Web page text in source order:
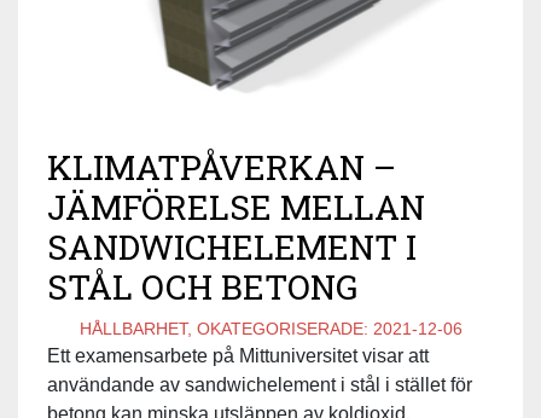
KLIMATPÅVERKAN –
JÄMFÖRELSE MELLAN
SANDWICHELEMENT I
STÅL OCH BETONG
HÅLLBARHET, OKATEGORISERADE: 2021-12-06
Ett examensarbete på Mittuniversitet visar att
användande av sandwichelement i stål i stället för